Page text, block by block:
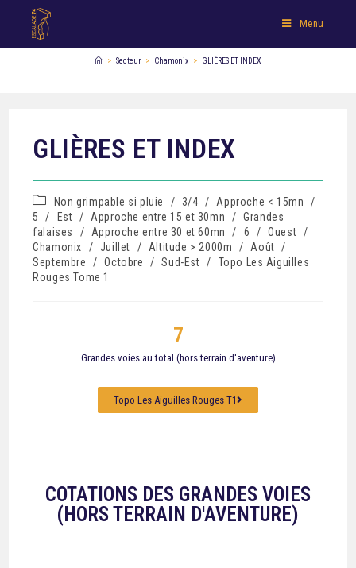
Menu
> Secteur > Chamonix > GLIÈRES ET INDEX
GLIÈRES ET INDEX
Non grimpable si pluie / 3/4 / Approche < 15mn
/
5
/ Est / Approche entre 15 et 30mn / Grandes
falaises
/ Approche entre 30 et 60mn / 6 / Ouest /
Chamonix
/ Juillet / Altitude > 2000m / Août /
Septembre
/ Octobre / Sud-Est /
Topo Les Aiguilles
Rouges Tome 1
Grandes voies au total (hors terrain d'aventure)
7
Topo Les Aiguilles Rouges T1
COTATIONS DES GRANDES VOIES
(HORS TERRAIN D'AVENTURE)